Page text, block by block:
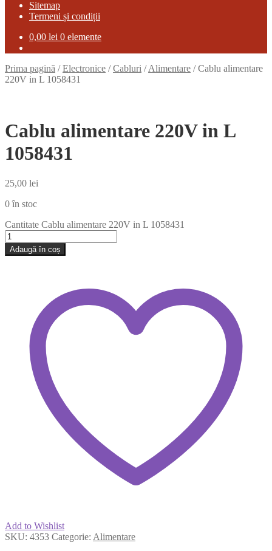
Sitemap
Termeni și condiții
0,00 lei 0 elemente
Prima pagină /Electronice /Cabluri /Alimentare /Cablu alimentare
220V in L 1058431
Cablu alimentare 220V in L
1058431
25,00 lei
0 în stoc
Cantitate Cablu alimentare 220V in L 1058431
Adaugă în coș
Add to Wishlist
SKU: 4353 Categorie: Alimentare